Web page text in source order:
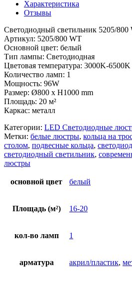
Характеристика
Отзывы
Светодиодный светильник 5205/800
Артикул: 5205/800 WT
Основной цвет: белый
Тип лампы: Светодиодная
Цветовая температура: 3000K-6500K
Количество ламп: 1
Мощность: 96W
Размер: Ø800 x H1000 mm
Площадь: 20 м²
Каркас: металл
Категории: LED Светодиодные
Метки: белые люстры, кольца на
столом, подвесные кольца,
светодиодный светильник,
люстры
основной цвет белый
Площадь (м²) 16-20
кол-во ламп 1
арматура акрил/пластик,